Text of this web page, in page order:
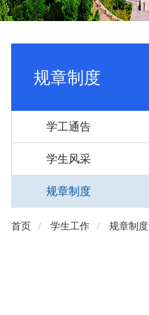
规章制度
学工通告
学生风采
规章制度
首页 学生工作 规章制度